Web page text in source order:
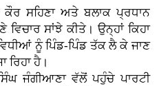
ਸਹਿਣਾ ਅਤੇ ਬਲਾਕ ਪ੍ਰਧਾਨ
ਸਾਂਝੇ ਕੀਤੇ। ਉਨ੍ਹਾਂ ਕਿਹਾ
ਨੂੰ ਪਿੰਡ-ਪਿੰਡ ਤੱਕ ਲੈ ਕੇ ਜਾਣ
ਰਿਹਾ ਹੈ।
ਜੰਗੀਆਣਾ ਵੱਲੋਂ ਪਹੁੰਚੇ ਪਾਰਟੀ